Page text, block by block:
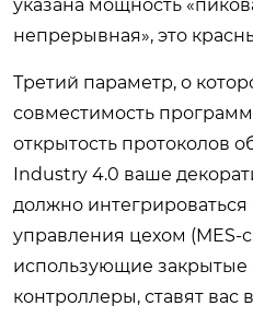
указана мощность
непрерывная», это
Третий параметр, о
совместимость
открытость протоколов
Industry 4.0 ваше
должно
управления цехом (MES-
использующие
контроллеры, ставят вас